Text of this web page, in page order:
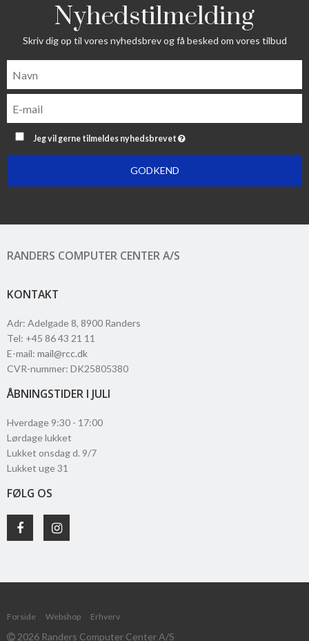
Nyhedstilmelding
Skriv dig op til vores nyhedsbrev og få besked om vores tilbud
Jeg vil gerne tilmeldes nyhedsbrevet
GODKEND
RANDERS COMPUTER CENTER A/S
KONTAKT
Adr: Adelgade 8, 8900 Randers
Tel: +45 86 43 21 11
E-mail: mail@rcc.dk
CVR-nummer: DK25805380
ÅBNINGSTIDER I JULI
Hverdage 9:30 - 17:00
Lørdage lukket
Lukket onsdag d. 9/7
Lukket uge 31
FØLG OS
Forside Webshop Erhverv
2026 Randers Computer Center A/S